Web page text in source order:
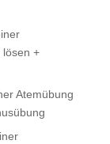
lösen +
Atemübung